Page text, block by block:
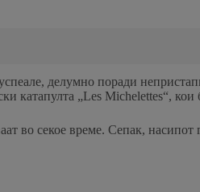
делумно поради
катапулта „Les Michelettes“,
во секое време. Сепак,